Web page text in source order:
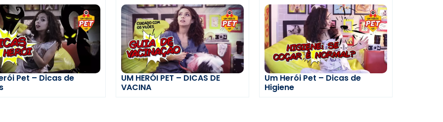
Pet – Dicas de
UM HERÓI PET – DICAS DE
VACINA
Um Herói Pet – Dicas de
Higiene